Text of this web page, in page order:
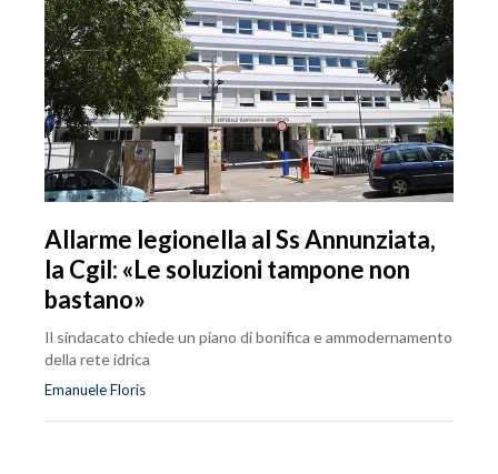
Allarme legionella al Ss Annunziata,
la Cgil: «Le soluzioni tampone non
bastano»
Il sindacato chiede un piano di bonifica e ammodernamento
della rete idrica
Emanuele Floris